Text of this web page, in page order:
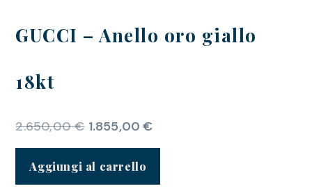
GUCCI – Anello oro giallo
18kt
2.650,00€ 1.855,00€
Aggiungi al carrello